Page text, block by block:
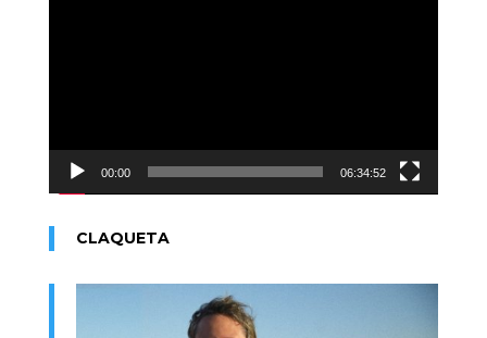
00:00 06:34:52
CLAQUETA